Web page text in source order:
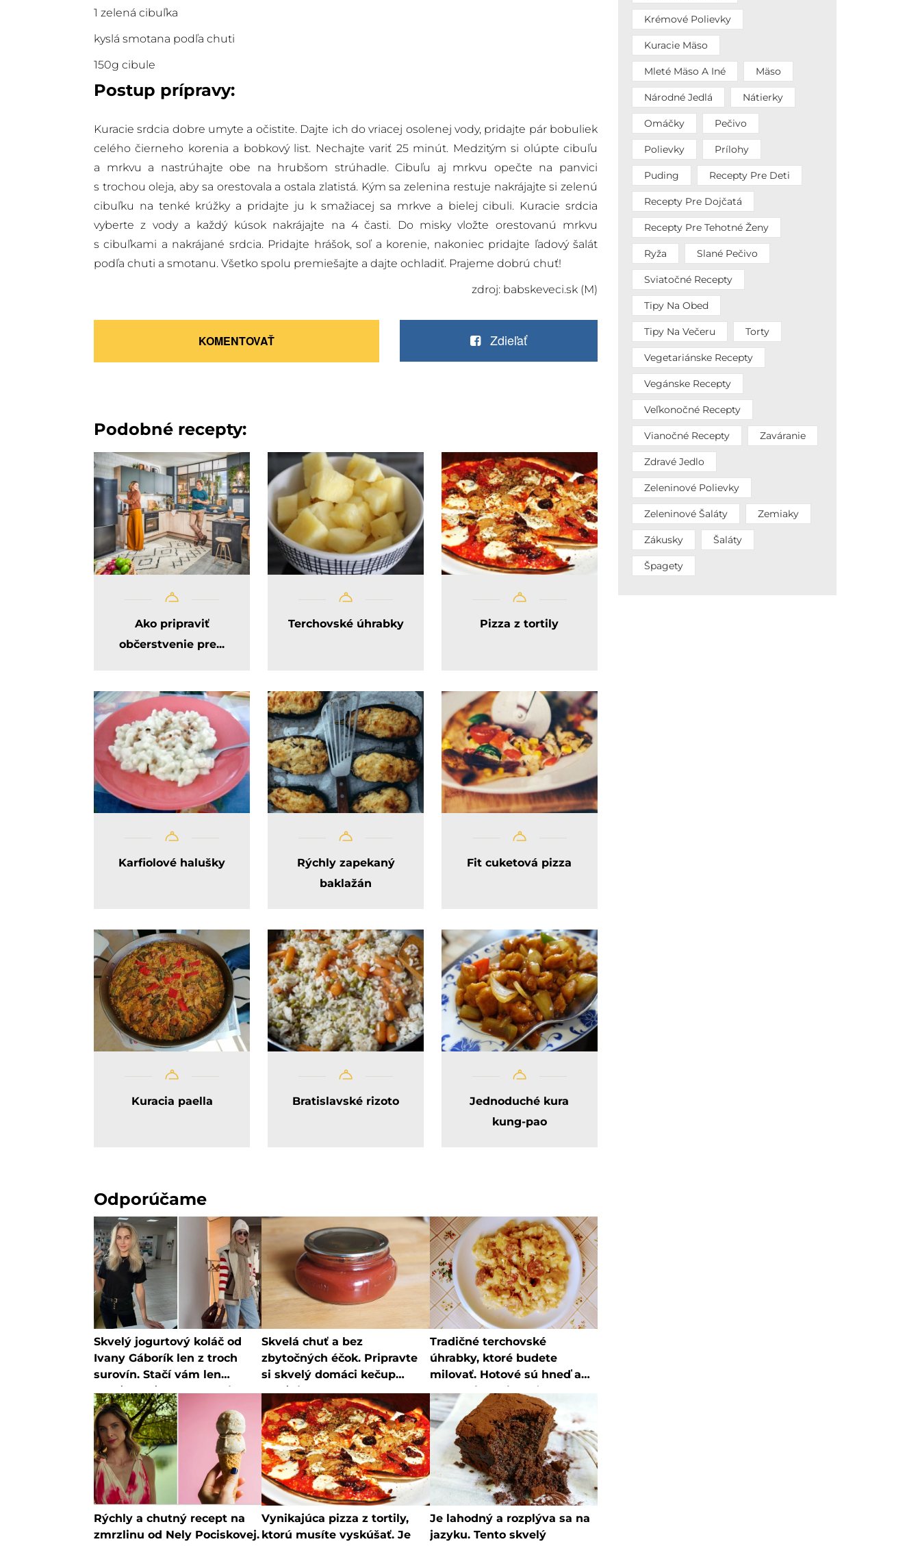
1 zelená cibuľka
kyslá smotana podľa chuti
150g cibule
Postup prípravy:
Kuracie srdcia dobre umyte a očistite. Dajte ich do vriacej osolenej vody, pridajte pár bobuliek
celého čierneho korenia a bobkový list. Nechajte variť 25 minút. Medzitým si olúpte cibuľu
a mrkvu a nastrúhajte obe na hrubšom strúhadle. Cibuľu aj mrkvu opečte na panvici
s trochou oleja, aby sa orestovala a ostala zlatistá. Kým sa zelenina restuje nakrájajte si zelenú
cibuľku na tenké krúžky a pridajte ju k smažiacej sa mrkve a bielej cibuli. Kuracie srdcia
vyberte z vody a každý kúsok nakrájajte na 4 časti. Do misky vložte orestovanú mrkvu
s cibuľkami a nakrájané srdcia. Pridajte hrášok, soľ a korenie, nakoniec pridajte ľadový šalát
podľa chuti a smotanu. Všetko spolu premiešajte a dajte ochladiť. Prajeme dobrú chuť!
zdroj: babskeveci.sk (M)
KOMENTOVAŤ Zdieľať
Podobné recepty:
Ako pripraviť
občerstvenie pre...
Terchovské úhrabky Pizza z tortily
Karfiolové halušky
Rýchly zapekaný
baklažán
Fit cuketová pizza
Kuracia paella Bratislavské rizoto
Jednoduché kura
kung-pao
Odporúčame
Skvelý jogurtový koláč od
Ivany Gáborík len z troch
surovín. Stačí vám len
chvíľka voľného času a je
hotový
Skvelá chuť a bez
zbytočných éčok. Pripravte
si skvelý domáci kečup
podľa jednoduchého
receptu, ktorý zvládne
naozaj každý
Tradičné terchovské
úhrabky, ktoré budete
milovať. Hotové sú hneď a
budete ich milovať
Rýchly a chutný recept na
zmrzlinu od Nely Pociskovej.
Vynikajúca pizza z tortily,
ktorú musíte vyskúšať. Je
Je lahodný a rozplýva sa na
jazyku. Tento skvelý
Krémové Polievky
Kuracie Mäso
Mleté Mäso A Iné Mäso
Národné Jedlá Nátierky
Omáčky Pečivo
Polievky Prílohy
Puding Recepty Pre Deti
Recepty Pre Dojčatá
Recepty Pre Tehotné Ženy
Ryža Slané Pečivo
Sviatočné Recepty
Tipy Na Obed
Tipy Na Večeru Torty
Vegetariánske Recepty
Vegánske Recepty
Veľkonočné Recepty
Vianočné Recepty Zaváranie
Zdravé Jedlo
Zeleninové Polievky
Zeleninové Šaláty Zemiaky
Zákusky Šaláty
Špagety